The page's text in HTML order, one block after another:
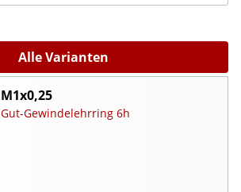
Alle Varianten
M1x0,25
Gut-Gewindelehrring 6h